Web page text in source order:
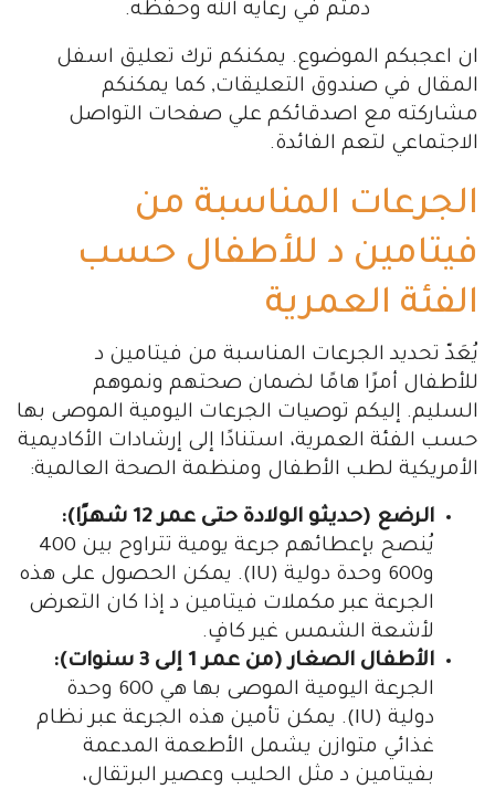
دمتم في رعايه الله وحفظه.
ان اعجبكم الموضوع. يمكنكم ترك تعليق اسفل
المقال في صندوق التعليقات, كما يمكنكم
مشاركته مع اصدقائكم علي صفحات التواصل
الاجتماعي لتعم الفائدة.
الجرعات المناسبة من
فيتامين د للأطفال حسب
الفئة العمرية
يُعَدّ تحديد الجرعات المناسبة من فيتامين د
للأطفال أمرًا هامًا لضمان صحتهم ونموهم
السليم. إليكم توصيات الجرعات اليومية الموصى بها
حسب الفئة العمرية، استنادًا إلى إرشادات الأكاديمية
الأمريكية لطب الأطفال ومنظمة الصحة العالمية:
الرضع (حديثو الولادة حتى عمر 12 شهرًا):
يُنصح بإعطائهم جرعة يومية تتراوح بين 400
و600 وحدة دولية (IU). يمكن الحصول على هذه
الجرعة عبر مكملات فيتامين د إذا كان التعرض
لأشعة الشمس غير كافٍ.
الأطفال الصغار (من عمر 1 إلى 3 سنوات):
الجرعة اليومية الموصى بها هي 600 وحدة
دولية (IU). يمكن تأمين هذه الجرعة عبر نظام
غذائي متوازن يشمل الأطعمة المدعمة
بفيتامين د مثل الحليب وعصير البرتقال،